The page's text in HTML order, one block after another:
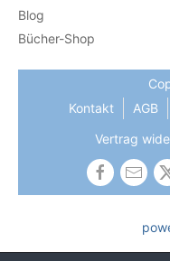
Blog
Bücher-Shop
Kontakt
AGB
Vertrag